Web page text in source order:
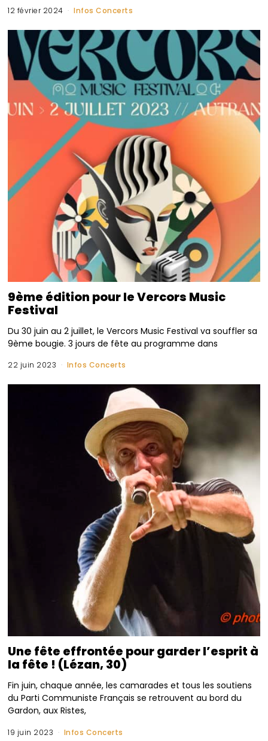
12 février 2024 Infos Concerts
9ème édition pour le Vercors Music
Festival
Du 30 juin au 2 juillet, le Vercors Music Festival va souffler sa
9ème bougie. 3 jours de fête au programme dans
22 juin 2023 Infos Concerts
Une fête effrontée pour garder l’esprit à
la fête ! (Lézan, 30)
Fin juin, chaque année, les camarades et tous les soutiens
du Parti Communiste Français se retrouvent au bord du
Gardon, aux Ristes,
19 juin 2023 Infos Concerts